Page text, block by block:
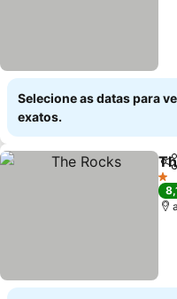
Selecione as datas para
exatos.
1